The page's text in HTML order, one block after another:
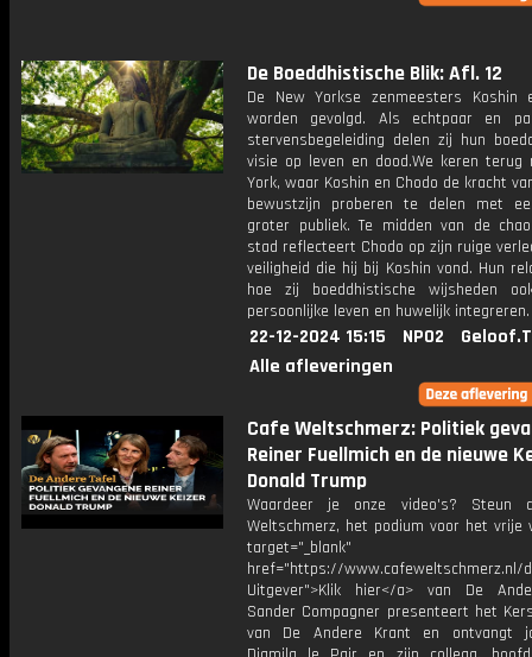
De Boeddhistische Blik: Afl. 12
De New Yorkse zenmeesters Koshin
worden gevolgd. Als echtpaar en
stervensbegeleiding delen zij hun
visie op leven en dood.We keren terug
York, waar Koshin en Chodo de kracht
bewustzijn proberen te delen met
groter publiek. Te midden van de
stad reflecteert Chodo op zijn ruige
veiligheid die hij bij Koshin vond. Hun
hoe zij boeddhistische wijsheden
persoonlijke leven en huwelijk integreren.
22-12-2024 15:15 NPO2
Alle afleveringen
Cafe Weltschmerz: Politiek
Reiner Fuellmich en de nieuwe
Donald Trump
Waardeer je onze video's? Steun
Weltschmerz, het podium voor het vrije
target="_blank"
href="https://www.cafeweltschmerz.nl/
Uitgever">Klik hier</a> van De
Sander Compagner presenteert het
van De Andere Krant en ontvangt